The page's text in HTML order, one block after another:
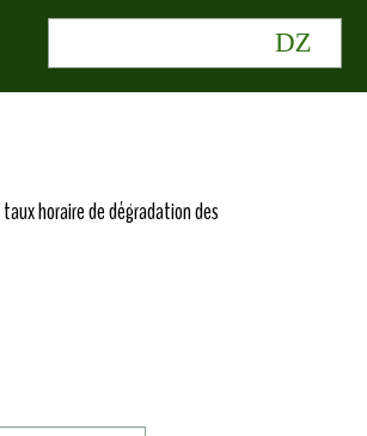
horaire de dégradation des